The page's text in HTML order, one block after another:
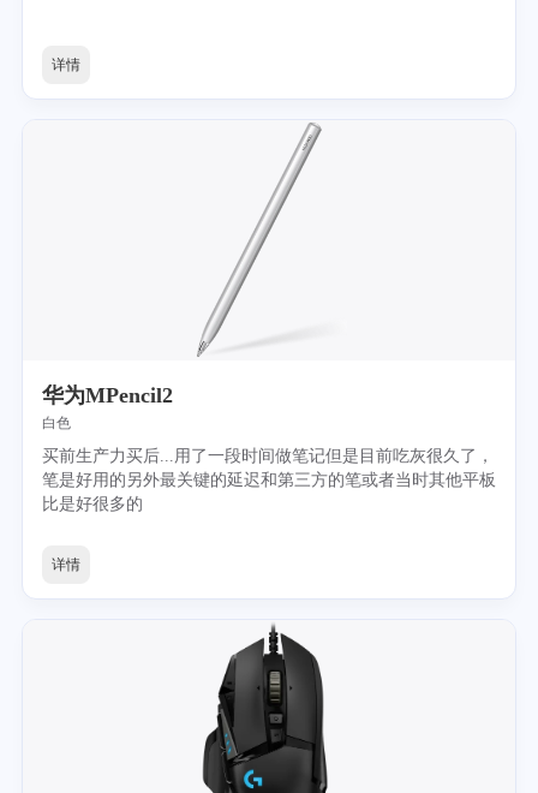
详情
华为MPencil2
白色
买前生产力买后...用了一段时间做笔记但是目前吃灰很久了，
笔是好用的另外最关键的延迟和第三方的笔或者当时其他平板
比是好很多的
详情